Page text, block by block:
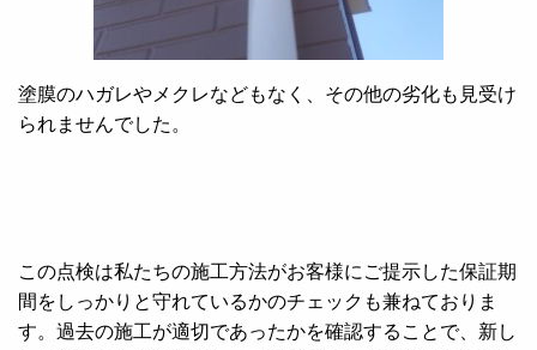
塗膜のハガレやメクレなどもなく、その他の劣化も見受け
られませんでした。
この点検は私たちの施工方法がお客様にご提示した保証期
間をしっかりと守れているかのチェックも兼ねておりま
す。過去の施工が適切であったかを確認することで、新し